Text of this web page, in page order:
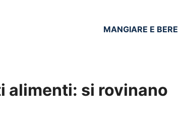
MANGIARE E BERE
alimenti: si rovinano